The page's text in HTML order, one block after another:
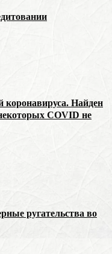
Найден
COVID не
ругательства во